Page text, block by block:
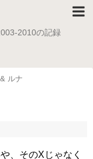
2010の記録
ルナ
、そのXじゃなく